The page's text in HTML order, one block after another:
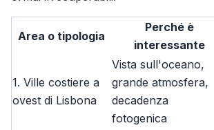
Area o tipologia
Perché è
interessante
1. Ville costiere a
ovest di Lisbona
Vista sull'oceano,
grande atmosfera,
decadenza
fotogenica